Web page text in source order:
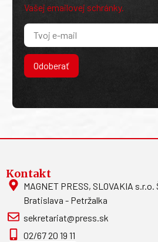
Vašej emailovej schránky.
Odoberať
Kontakt
MAGNET PRESS, SLOVAKIA
Bratislava - Petržalka
sekretariat@press.sk
02/67 20 19 11